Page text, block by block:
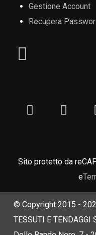
Gestione Account
Recupera
Sito protetto da
e
© Copyright 2015 -
TESSUTI E